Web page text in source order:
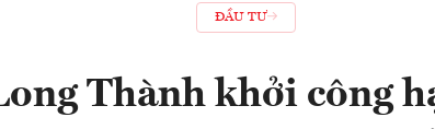
ĐẦU TƯ
Thành khởi công